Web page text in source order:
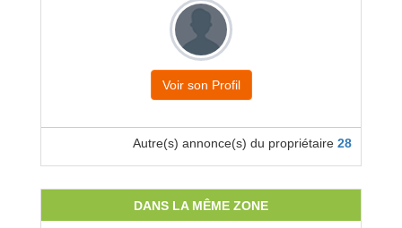
Voir son Profil
Autre(s) annonce(s) du propriétaire 28
DANS LA MÊME ZONE